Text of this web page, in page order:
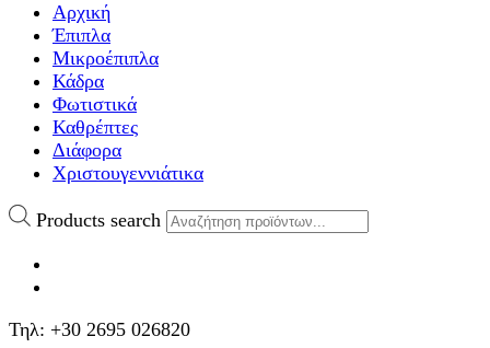
Αρχική
Έπιπλα
Μικροέπιπλα
Κάδρα
Φωτιστικά
Καθρέπτες
Διάφορα
Χριστουγεννιάτικα
Products search
Τηλ: +30 2695 026820